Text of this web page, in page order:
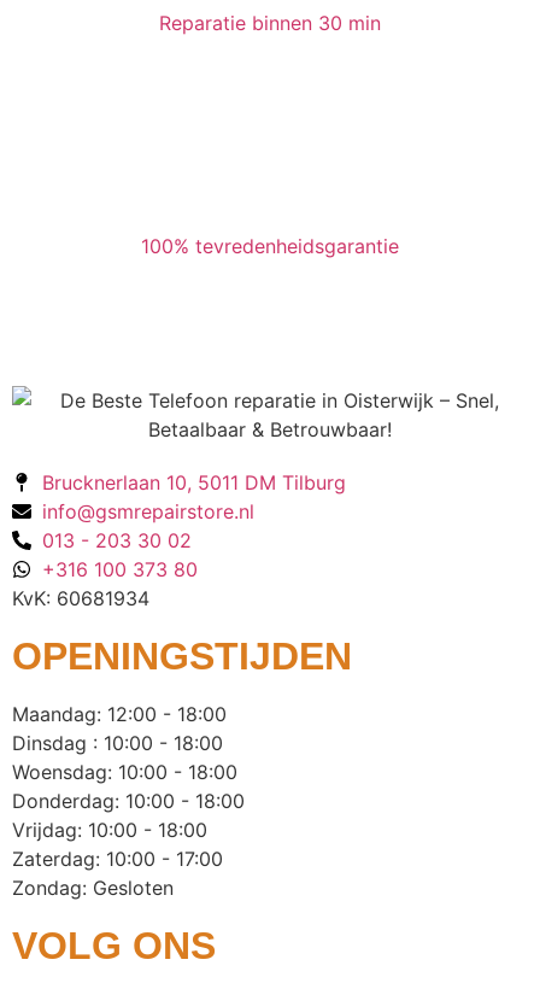
Reparatie binnen 30 min
100% tevredenheidsgarantie
Brucknerlaan 10, 5011 DM Tilburg
info@gsmrepairstore.nl
013 - 203 30 02
+316 100 373 80
KvK: 60681934
OPENINGSTIJDEN
Maandag: 12:00 - 18:00
Dinsdag : 10:00 - 18:00
Woensdag: 10:00 - 18:00
Donderdag: 10:00 - 18:00
Vrijdag: 10:00 - 18:00
Zaterdag: 10:00 - 17:00
Zondag: Gesloten
VOLG ONS